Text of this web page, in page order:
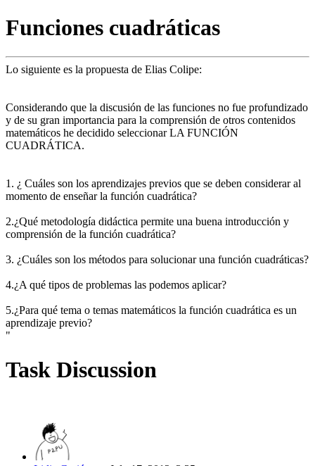
Funciones cuadráticas
Lo siguiente es la propuesta de Elias Colipe:
Considerando que la discusión de las funciones no fue profundizado
y de su gran importancia para la comprensión de otros contenidos
matemáticos he decidido seleccionar LA FUNCIÓN
CUADRÁTICA.
1. ¿ Cuáles son los aprendizajes previos que se deben considerar al
momento de enseñar la función cuadrática?
2.¿Qué metodología didáctica permite una buena introducción y
comprensión de la función cuadrática?
3. ¿Cuáles son los métodos para solucionar una función cuadráticas?
4.¿A qué tipos de problemas las podemos aplicar?
5.¿Para qué tema o temas matemáticos la función cuadrática es un
aprendizaje previo?
"
Task Discussion